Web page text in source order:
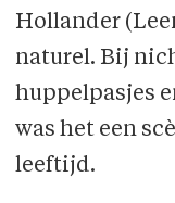
Hollander
naturel. Bij
huppelpasjes
was het een
leeftijd.